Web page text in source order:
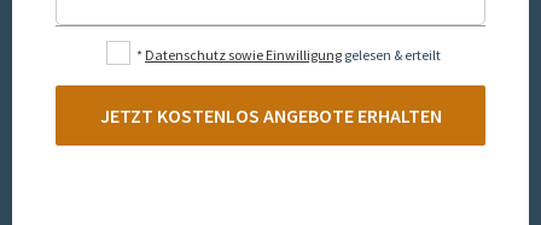
* Datenschutz sowie Einwilligung gelesen & erteilt
JETZT KOSTENLOS ANGEBOTE ERHALTEN